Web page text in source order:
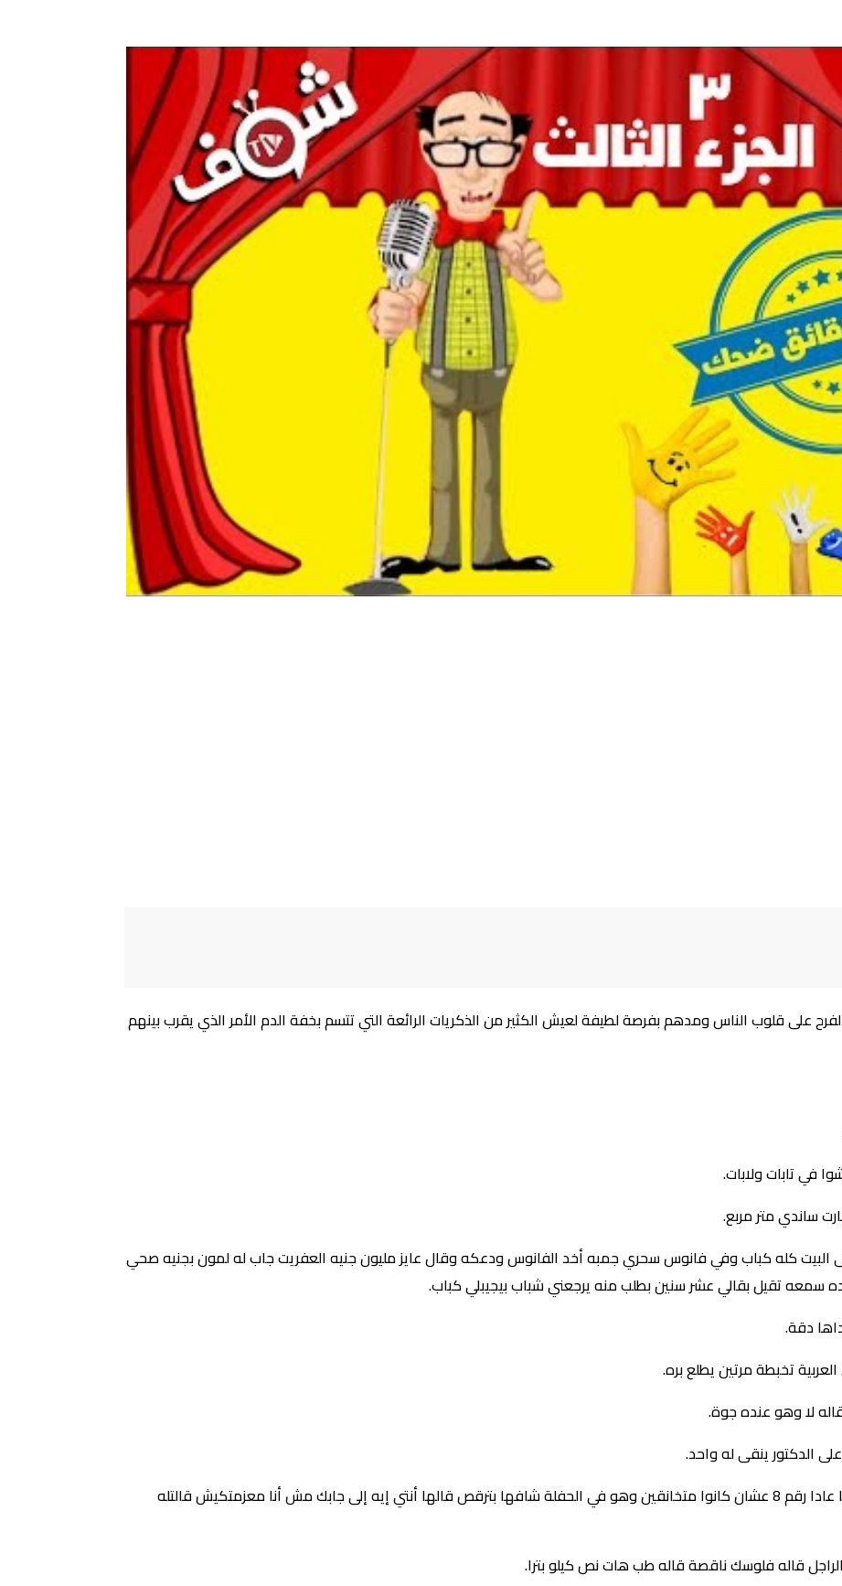
على قلوب الناس ومدهم بفرصة لطيفة لعيش الكثير من الذكريات الرائعة التي تتسم بخفة الدم الأمر الذي يقرب بينهم
في تابات ولابات.
ساندي متر مربع.
كله كباب وفي فانوس سحري جمبه أخد الفانوس ودعكه وقال عايز مليون جنيه العفريت جاب له لمون بجنيه صحي
سمعه تقيل بقالي عشر سنين بطلب منه يرجعني شباب بيجيبلي كباب.
دقة.
تخبطة مرتين يطلع بره.
لا وهو عنده جوة.
الدكتور ينقى له واحد.
مرة رقم واحد 1 عزم كل الأرقام على حفلة ما عادا رقم 8 عشان كانوا متخانقين وهو في الحفلة شافها بترقص قالها أنتي إيه إلى جابك مش أنا معزمتكيش قالتله
قاله فلوسك ناقصة قاله طب هات نص كيلو بترا.